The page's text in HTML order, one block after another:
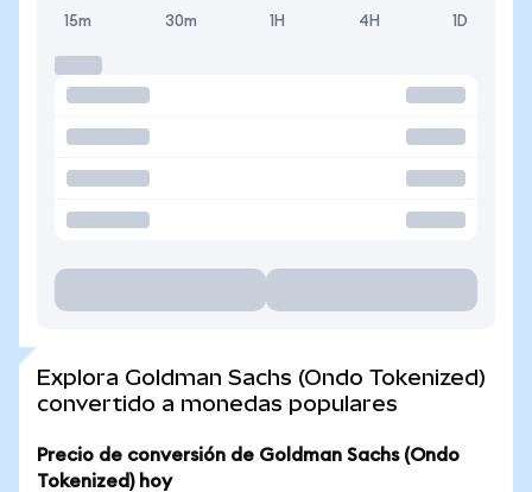
15m 30m 1H 4H 1D
Explora Goldman Sachs (Ondo Tokenized)
convertido a monedas populares
Precio de conversión de Goldman Sachs (Ondo
Tokenized) hoy